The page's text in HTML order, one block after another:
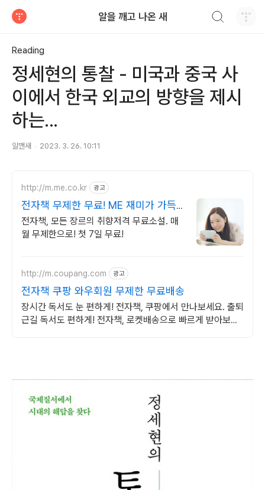
알을 깨고 나온 새
Reading
정세현의 통찰 - 미국과 중국 사
이에서 한국 외교의 방향을 제시
하는...
알깬새 2023. 3. 26. 10:11
http://m.me.co.kr 광고
전자책 무제한 무료! ME 재미가 가득
한곳!
전자책, 모든 장르의 취향저격 무료소설. 매
월 무제한으로! 첫 7일 무료!
http://m.coupang.com 광고
전자책 쿠팡 와우회원 무제한 무료배송
장시간 독서도 눈 편하게! 전자책, 쿠팡에서 만나보세요. 출퇴
근길 독서도 편하게! 전자책, 로켓배송으로 빠르게 받아보세